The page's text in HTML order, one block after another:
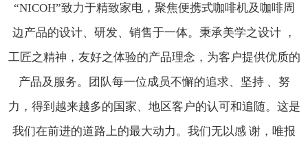
“NICOH”致力于精致家电，聚焦便携式咖啡机及咖啡周
边产品的设计、研发、销售于一体。秉承美学之设计 ，
工匠之精神，友好之体验的产品理念，为客户提供优质的
产品及服务。团队每一位成员不懈的追求、坚持 、努
力，得到越来越多的国家、地区客户的认可和追随。这是
我们在前进的道路上的最大动力。我们无以感 谢，唯报